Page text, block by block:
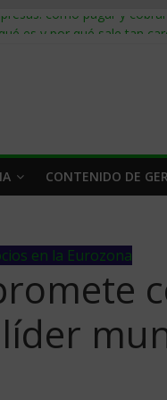
cómo pagar y cobrar
cadena de suministro: qué
UU.: cómo segmentarlo
CONTENIDO DE
en la Eurozona